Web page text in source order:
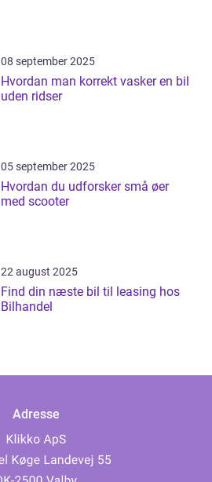
08 september 2025
Hvordan man korrekt vasker en bil
uden ridser
05 september 2025
Hvordan du udforsker små øer
med scooter
22 august 2025
Find din næste bil til leasing hos
Bilhandel
Adresse